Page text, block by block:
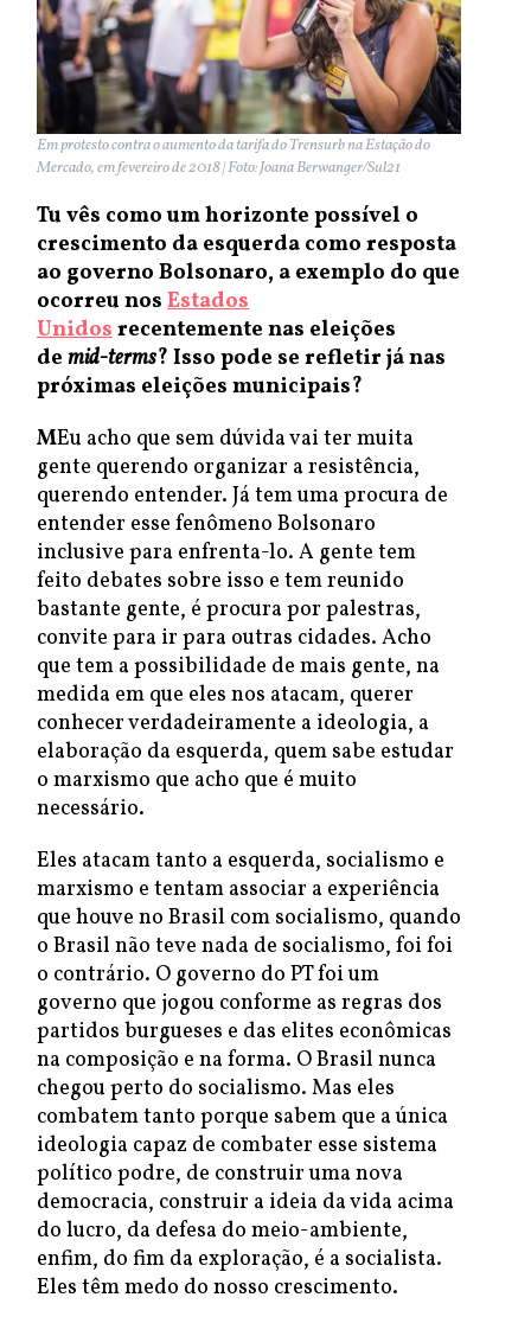
Em protesto contra o aumento da tarifa do Trensurb na Estação do
Mercado, em fevereiro de 2018 | Foto: Joana Berwanger/Sul21
Tu vês como um horizonte possível o
crescimento da esquerda como resposta
ao governo Bolsonaro, a exemplo do que
ocorreu nos Estados
Unidosrecentemente nas eleições
de mid-terms? Isso pode se refletir já nas
próximas eleições municipais?
MEu acho que sem dúvida vai ter muita
gente querendo organizar a resistência,
querendo entender. Já tem uma procura de
entender esse fenômeno Bolsonaro
inclusive para enfrenta-lo. A gente tem
feito debates sobre isso e tem reunido
bastante gente, é procura por palestras,
convite para ir para outras cidades. Acho
que tem a possibilidade de mais gente, na
medida em que eles nos atacam, querer
conhecer verdadeiramente a ideologia, a
elaboração da esquerda, quem sabe estudar
o marxismo que acho que é muito
necessário.
Eles atacam tanto a esquerda, socialismo e
marxismo e tentam associar a experiência
que houve no Brasil com socialismo, quando
o Brasil não teve nada de socialismo, foi foi
o contrário. O governo do PT foi um
governo que jogou conforme as regras dos
partidos burgueses e das elites econômicas
na composição e na forma. O Brasil nunca
chegou perto do socialismo. Mas eles
combatem tanto porque sabem que a única
ideologia capaz de combater esse sistema
político podre, de construir uma nova
democracia, construir a ideia da vida acima
do lucro, da defesa do meio-ambiente,
enfim, do fim da exploração, é a socialista.
Eles têm medo do nosso crescimento.